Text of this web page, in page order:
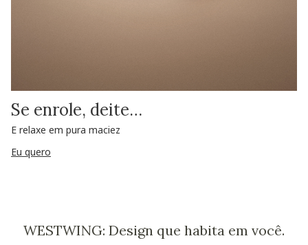
Se enrole, deite…
E relaxe em pura maciez
Eu quero
WESTWING: Design que habita em você.